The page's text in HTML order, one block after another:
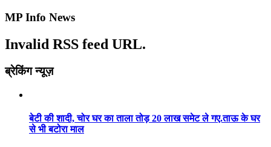
MP Info News
Invalid RSS feed URL.
ब्रेकिंग न्यूज़
बेटी की शादी, चोर घर का ताला तोड़ 20 लाख समेट ले गए.ताऊ के घर
से भी बटोरा माल